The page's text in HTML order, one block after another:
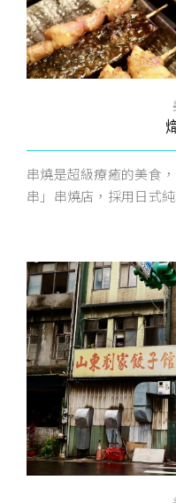
串燒是超級療癒的美食
串」串燒店，採用日式